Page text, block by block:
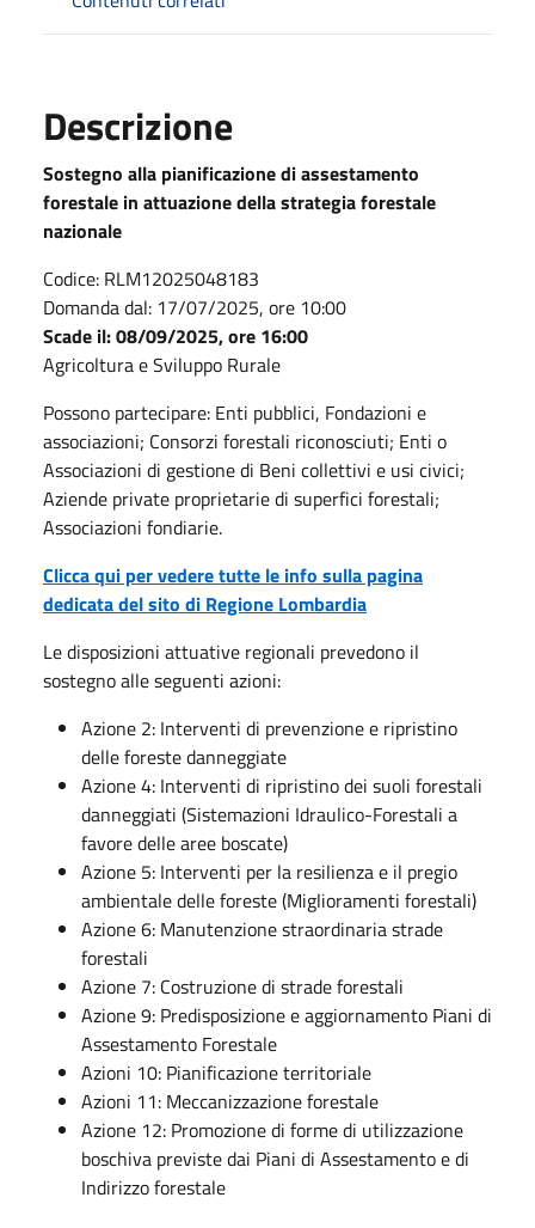
Descrizione
Sostegno alla pianificazione di assestamento
forestale in attuazione della strategia forestale
nazionale
Codice: RLM12025048183
Domanda dal: 17/07/2025, ore 10:00
Scade il: 08/09/2025, ore 16:00
Agricoltura e Sviluppo Rurale
Possono partecipare: Enti pubblici, Fondazioni e
associazioni; Consorzi forestali riconosciuti; Enti o
Associazioni di gestione di Beni collettivi e usi civici;
Aziende private proprietarie di superfici forestali;
Associazioni fondiarie.
Clicca qui per vedere tutte le info sulla pagina
dedicata del sito di Regione Lombardia
Le disposizioni attuative regionali prevedono il
sostegno alle seguenti azioni:
Azione 2: Interventi di prevenzione e ripristino
delle foreste danneggiate
Azione 4: Interventi di ripristino dei suoli forestali
danneggiati (Sistemazioni Idraulico-Forestali a
favore delle aree boscate)
Azione 5: Interventi per la resilienza e il pregio
ambientale delle foreste (Miglioramenti forestali)
Azione 6: Manutenzione straordinaria strade
forestali
Azione 7: Costruzione di strade forestali
Azione 9: Predisposizione e aggiornamento Piani di
Assestamento Forestale
Azioni 10: Pianificazione territoriale
Azioni 11: Meccanizzazione forestale
Azione 12: Promozione di forme di utilizzazione
boschiva previste dai Piani di Assestamento e di
Indirizzo forestale